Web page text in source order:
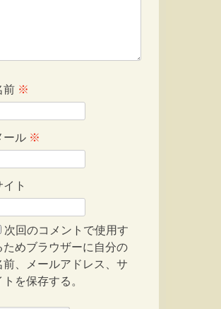
前 ※
ール ※
イト
次回のコメントで使用す
ためブラウザーに自分の
前、メールアドレス、サ
トを保存する。